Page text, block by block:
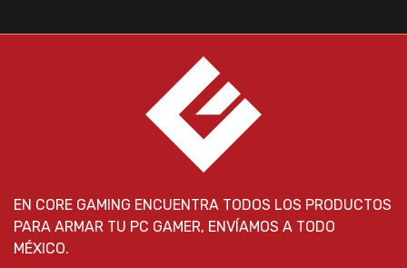
EN CORE GAMING ENCUENTRA TODOS LOS PRODUCTOS
PARA ARMAR TU PC GAMER, ENVÍAMOS A TODO
MÉXICO.